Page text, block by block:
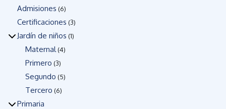
Admisiones (6)
Certificaciones (3)
Jardín de niños (1)
Maternal (4)
Primero (3)
Segundo (5)
Tercero (6)
Primaria